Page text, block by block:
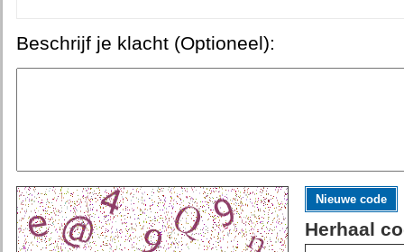
Beschrijf je klacht (Optioneel):
Nieuwe code
Herhaal